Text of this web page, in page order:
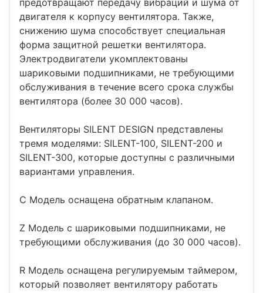
двигателя к корпусу вентилятора. Также,
снижению шума способствует специальная
форма защитной решетки вентилятора.
Электродвигатели укомплектованы
шариковыми подшипниками, не требующими
обслуживания в течение всего срока службы
вентилятора (более 30 000 часов).
Вентиляторы SILENT DESIGN представлены
тремя моделями: SILENT-100, SILENT-200 и
SILENT-300, которые доступны с различными
вариантами управления.
C Модель оснащена обратным клапаном.
Z Модель с шариковыми подшипниками, не
требующими обслуживания (до 30 000 часов).
R Модель оснащена регулируемым таймером,
который позволяет вентилятору работать